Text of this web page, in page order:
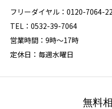
フリーダイヤル：0120-7064-
TEL：0532-39-7064
営業時間：9時～17時
定休日：毎週水曜日
無料